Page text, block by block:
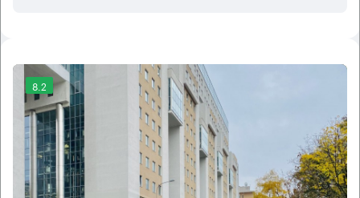
8.2